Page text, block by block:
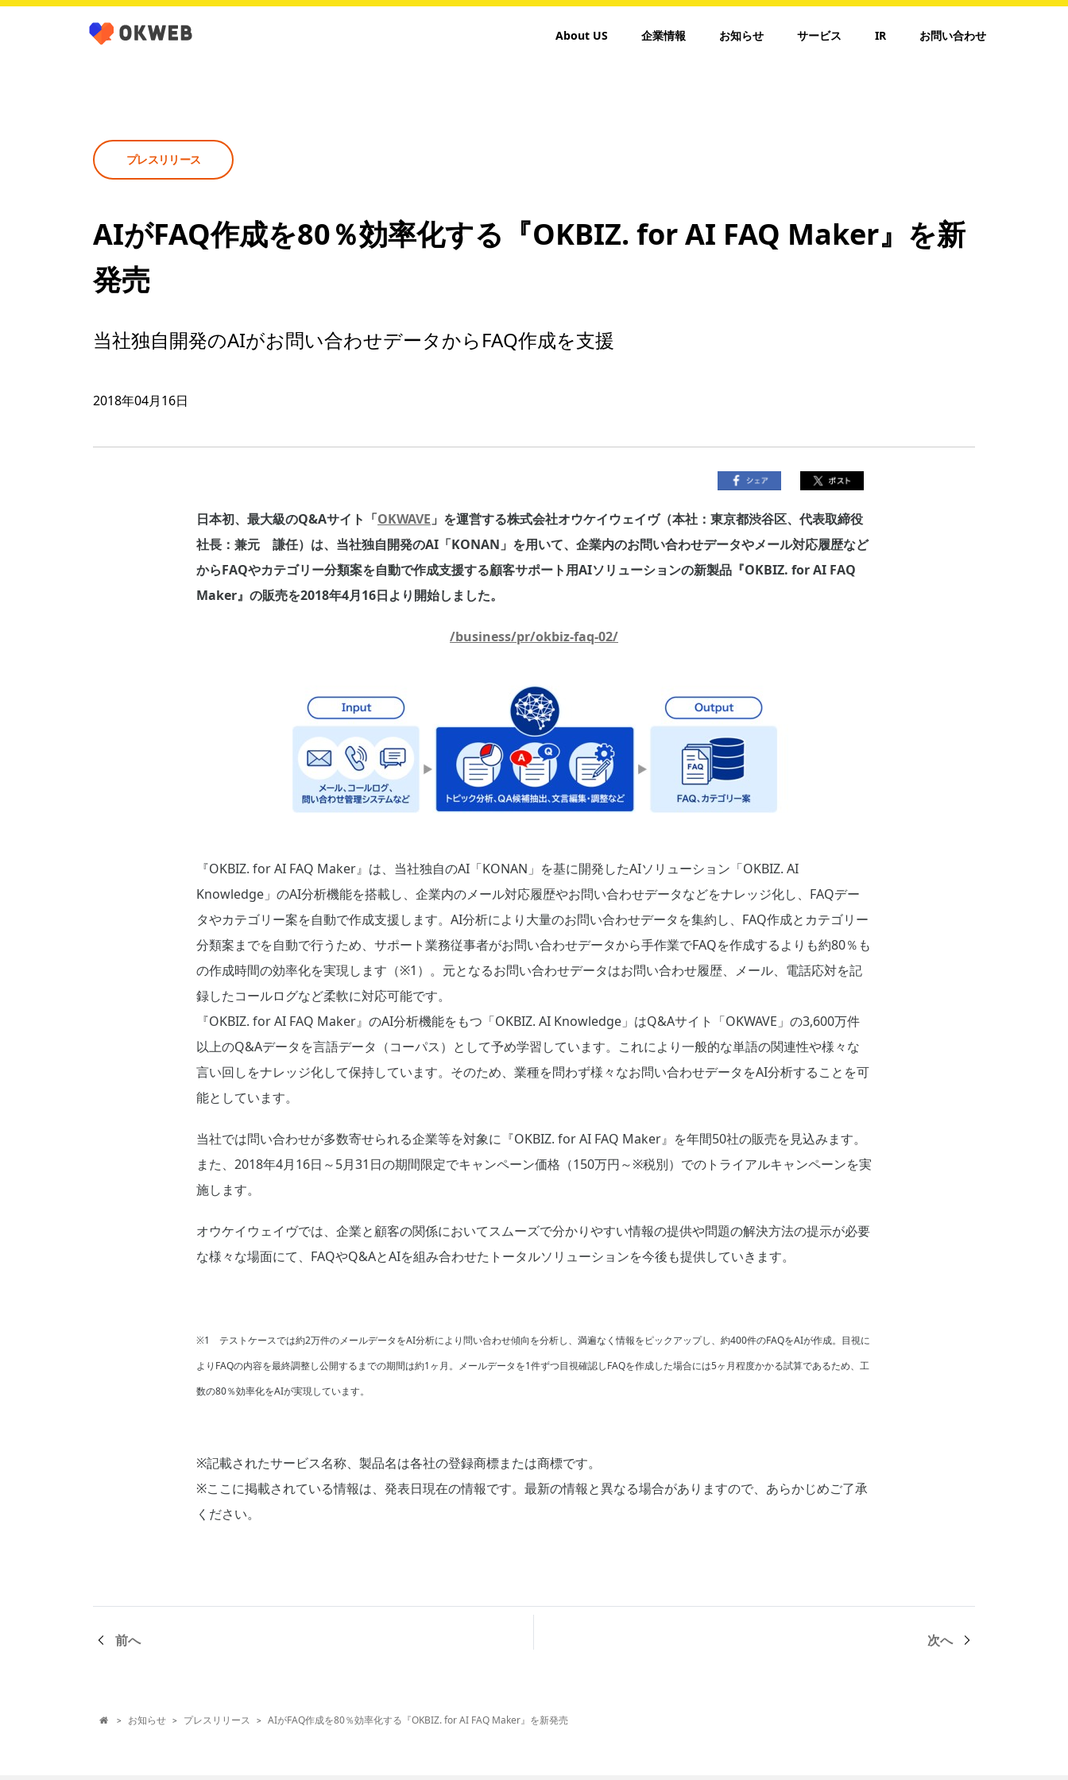
About US 企業情報 お知らせ サービス IR お問い合わせ
プレスリリース
AIがFAQ作成を80％効率化する『OKBIZ. for AI FAQ Maker』を新
発売
当社独自開発のAIがお問い合わせデータからFAQ作成を支援
2018年04月16日
日本初、最大級のQ&Aサイト「OKWAVE 」を運営する株式会社オウケイウェイヴ（本社：東京都渋谷区、代表取締役
社長：兼元 謙任）は、当社独自開発のAI「KONAN」を用いて、企業内のお問い合わせデータやメール対応履歴など
からFAQやカテゴリー分類案を自動で作成支援する顧客サポート用AIソリューションの新製品『OKBIZ. for AI FAQ
Maker』の販売を2018年4月16日より開始しました。
/business/pr/okbiz-faq-02/
『OKBIZ. for AI FAQ Maker』は、当社独自のAI「KONAN」を基に開発したAIソリューション「OKBIZ. AI
Knowledge」のAI分析機能を搭載し、企業内のメール対応履歴やお問い合わせデータなどをナレッジ化し、FAQデー
タやカテゴリー案を自動で作成支援します。AI分析により大量のお問い合わせデータを集約し、FAQ作成とカテゴリー
分類案までを自動で行うため、サポート業務従事者がお問い合わせデータから手作業でFAQを作成するよりも約80％も
の作成時間の効率化を実現します（※1）。元となるお問い合わせデータはお問い合わせ履歴、メール、電話応対を記
録したコールログなど柔軟に対応可能です。
『OKBIZ. for AI FAQ Maker』のAI分析機能をもつ「OKBIZ. AI Knowledge」はQ&Aサイト「OKWAVE」の3,600万件
以上のQ&Aデータを言語データ（コーパス）として予め学習しています。これにより一般的な単語の関連性や様々な
言い回しをナレッジ化して保持しています。そのため、業種を問わず様々なお問い合わせデータをAI分析することを可
能としています。
当社では問い合わせが多数寄せられる企業等を対象に『OKBIZ. for AI FAQ Maker』を年間50社の販売を見込みます。
また、2018年4月16日～5月31日の期間限定でキャンペーン価格（150万円～※税別）でのトライアルキャンペーンを実
施します。
オウケイウェイヴでは、企業と顧客の関係においてスムーズで分かりやすい情報の提供や問題の解決方法の提示が必要
な様々な場面にて、FAQやQ&AとAIを組み合わせたトータルソリューションを今後も提供していきます。
※1 テストケースでは約2万件のメールデータをAI分析により問い合わせ傾向を分析し、満遍なく情報をピックアップし、約400件のFAQをAIが作成。目視に
よりFAQの内容を最終調整し公開するまでの期間は約1ヶ月。メールデータを1件ずつ目視確認しFAQを作成した場合には5ヶ月程度かかる試算であるため、工
数の80％効率化をAIが実現しています。
※記載されたサービス名称、製品名は各社の登録商標または商標です。
※ここに掲載されている情報は、発表日現在の情報です。最新の情報と異なる場合がありますので、あらかじめご了承
ください。
前へ 次へ
 > お知らせ > プレスリリース > AIがFAQ作成を80％効率化する『OKBIZ. for AI FAQ Maker』を新発売